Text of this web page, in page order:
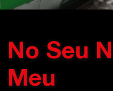
No Seu
Meu